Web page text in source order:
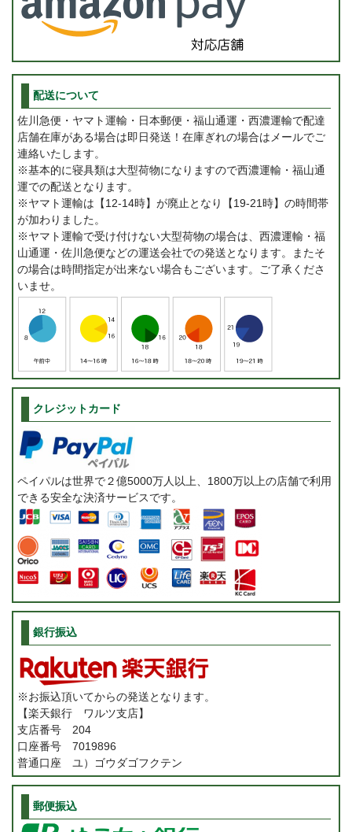
配送について
佐川急便・ヤマト運輸・日本郵便・福山通運・西濃運輸で配達
店舗在庫がある場合は即日発送！在庫ぎれの場合はメールでご
連絡いたします。
※基本的に寝具類は大型荷物になりますので西濃運輸・福山通
運での配送となります。
※ヤマト運輸は【12-14時】が廃止となり【19-21時】の時間帯
が加わりました。
※ヤマト運輸で受け付けない大型荷物の場合は、西濃運輸・福
山通運・佐川急便などの運送会社での発送となります。またそ
の場合は時間指定が出来ない場合もございます。ご了承くださ
いませ。
クレジットカード
ペイパルは世界で２億5000万人以上、1800万以上の店舗で利用
できる安全な決済サービスです。
銀行振込
※お振込頂いてからの発送となります。
【楽天銀行 ワルツ支店】
支店番号 204
口座番号 7019896
普通口座 ユ）ゴウダゴフクテン
郵便振込